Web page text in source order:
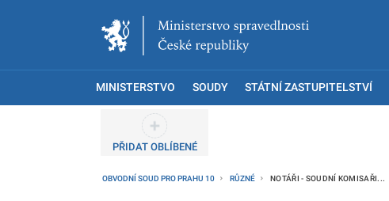
MINISTERSTVO SOUDY STÁTNÍ ZASTUPITELSTVÍ
PŘIDAT OBLÍBENÉ
OBVODNÍ SOUD PRO PRAHU 10 RŮZNÉ NOTÁŘI - SOUDNÍ KOMISAŘI...